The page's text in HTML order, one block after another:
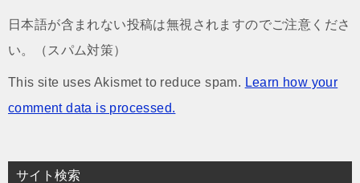
日本語が含まれない投稿は無視されますのでご注意くださ
い。（スパム対策）
This site uses Akismet to reduce spam. Learn how your
comment data is processed.
サイト検索